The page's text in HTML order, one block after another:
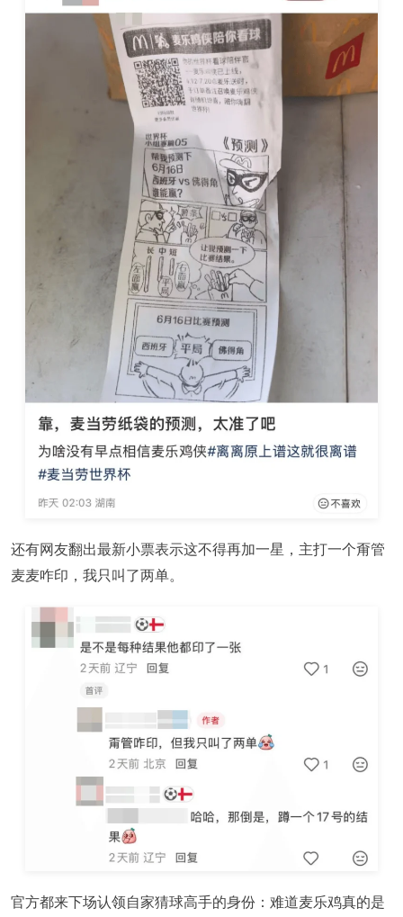
还有网友翻出最新小票表示这不得再加一星，主打一个甭管
麦麦咋印，我只叫了两单。
官方都来下场认领自家猜球高手的身份：难道麦乐鸡真的是